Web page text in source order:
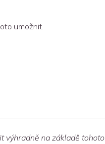
umožnit.
výhradně na základě tohoto